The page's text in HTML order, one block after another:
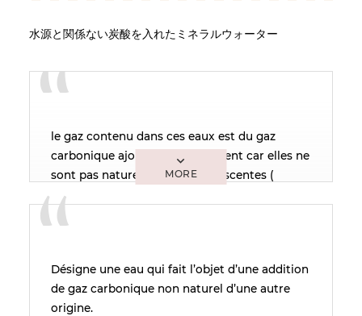
水源と関係ない炭酸を入れたミネラルウォーター
le gaz contenu dans ces eaux est du gaz
carbonique ajouté artificiellement car elles ne
sont pas naturellement effervescentes (
comparable à des « sodas »).
Désigne une eau qui fait l’objet d’une addition
de gaz carbonique non naturel d’une autre
origine.